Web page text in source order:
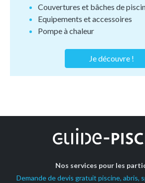
Couvertures et bâches de
Equipements et accessoires
Pompe à chaleur
Je découvre !
Nos services pour les
Demande de devis gratuit piscine, abris,